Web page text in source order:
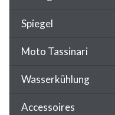
Spiegel
Moto Tassinari
Wasserkühlung
Accessoires